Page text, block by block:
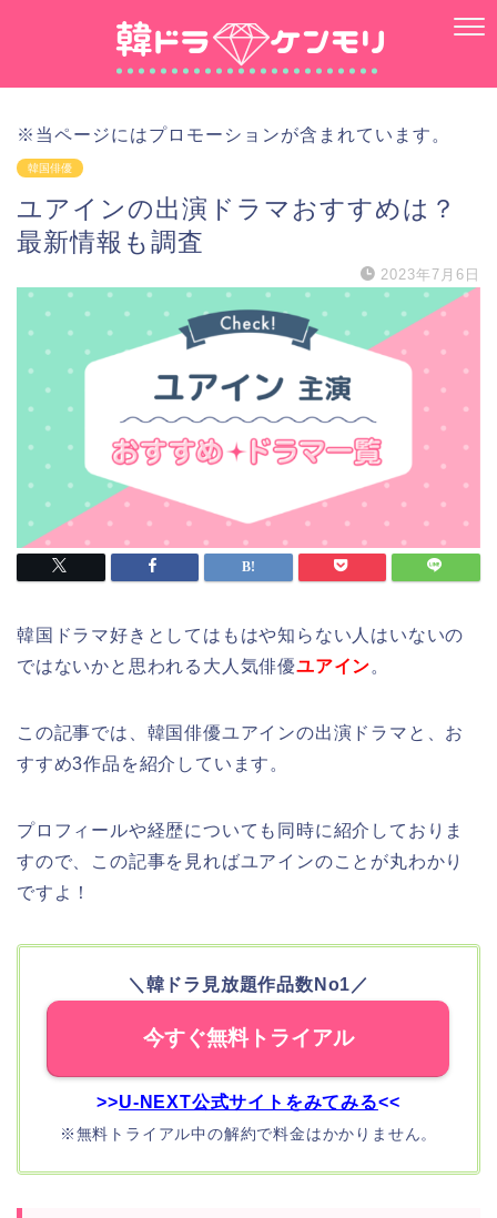
※当ページにはプロモーションが含まれています。
韓国俳優
ユアインの出演ドラマおすすめは？
最新情報も調査
2023年7月6日
韓国ドラマ好きとしてはもはや知らない人はいないの
ではないかと思われる大人気俳優ユアイン。
この記事では、韓国俳優ユアインの出演ドラマと、お
すすめ3作品を紹介しています。
プロフィールや経歴についても同時に紹介しておりま
すので、この記事を見ればユアインのことが丸わかり
ですよ！
＼韓ドラ見放題作品数No1／
今すぐ無料トライアル
>>U-NEXT公式サイトをみてみる<<
※無料トライアル中の解約で料金はかかりません。